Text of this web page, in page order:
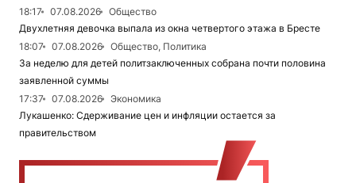
18:17
07.08.2026
Общество
Двухлетняя девочка выпала из окна четвертого этажа в Бресте
18:07
07.08.2026
Общество, Политика
За неделю для детей политзаключенных собрана почти половина
заявленной суммы
17:37
07.08.2026
Экономика
Лукашенко: Сдерживание цен и инфляции остается за
правительством